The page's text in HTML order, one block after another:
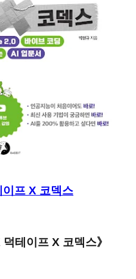
프 X 코덱스
테이프 X 코덱스》